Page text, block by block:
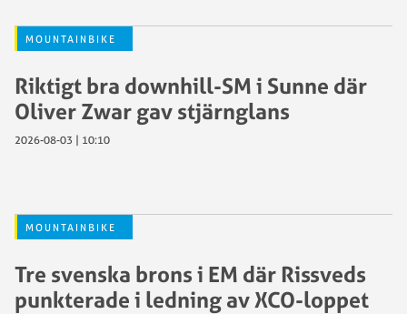
MOUNTAINBIKE
Riktigt bra downhill-SM i Sunne där
Oliver Zwar gav stjärnglans
2026-08-03 | 10:10
MOUNTAINBIKE
Tre svenska brons i EM där Rissveds
punkterade i ledning av XCO-loppet